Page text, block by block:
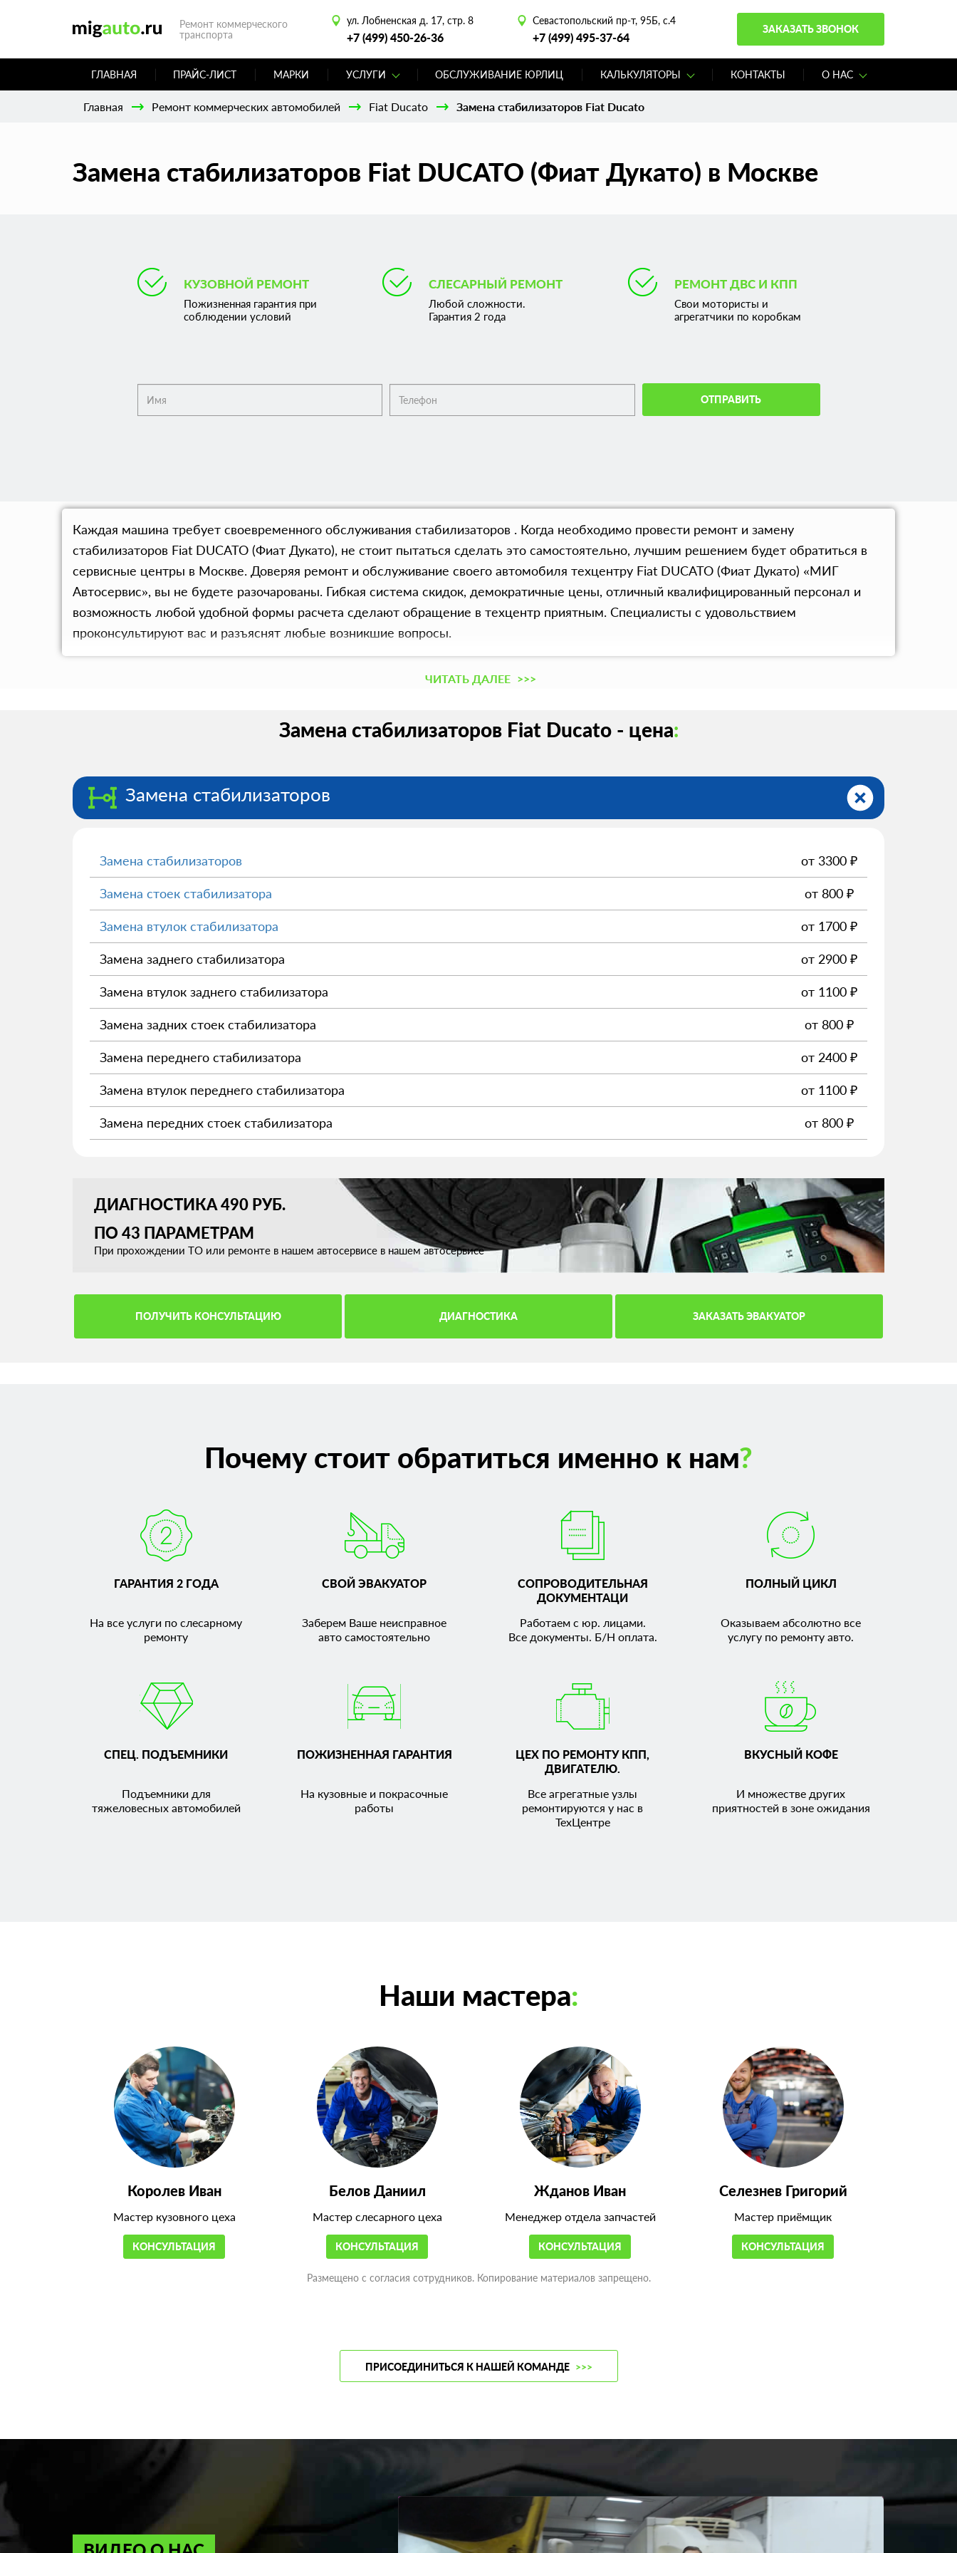
Ремонт коммерческого
транспорта
ул. Лобненская д. 17, стр. 8
+7 (499) 450-26-36
Севастопольский пр-т, 95Б, с.4
+7 (499) 495-37-64
ЗАКАЗАТЬ ЗВОНОК
ГЛАВНАЯ ПРАЙС-ЛИСТ МАРКИ УСЛУГИ ОБСЛУЖИВАНИЕ ЮРЛИЦ КАЛЬКУЛЯТОРЫ КОНТАКТЫ О НАС
Главная Ремонт коммерческих автомобилей Fiat Ducato Замена стабилизаторов Fiat Ducato
Замена стабилизаторов Fiat DUCATO (Фиат Дукато) в Москве
КУЗОВНОЙ РЕМОНТ
Пожизненная гарантия при
соблюдении условий
СЛЕСАРНЫЙ РЕМОНТ
Любой сложности.
Гарантия 2 года
РЕМОНТ ДВС И КПП
Свои мотористы и
агрегатчики по коробкам
ОТПРАВИТЬ
Каждая машина требует своевременного обслуживания стабилизаторов . Когда необходимо провести ремонт и замену
стабилизаторов Fiat DUCATO (Фиат Дукато), не стоит пытаться сделать это самостоятельно, лучшим решением будет обратиться в
сервисные центры в Москве. Доверяя ремонт и обслуживание своего автомобиля техцентру Fiat DUCATO (Фиат Дукато) «МИГ
Автосервис», вы не будете разочарованы. Гибкая система скидок, демократичные цены, отличный квалифицированный персонал и
возможность любой удобной формы расчета сделают обращение в техцентр приятным. Специалисты с удовольствием
проконсультируют вас и разъяснят любые возникшие вопросы.
ЧИТАТЬ ДАЛЕЕ >>>
Замена стабилизаторов Fiat Ducato - цена:
Замена стабилизаторов
Замена стабилизаторов от 3300 ₽
Замена стоек стабилизатора от 800 ₽
Замена втулок стабилизатора от 1700 ₽
Замена заднего стабилизатора от 2900 ₽
Замена втулок заднего стабилизатора от 1100 ₽
Замена задних стоек стабилизатора от 800 ₽
Замена переднего стабилизатора от 2400 ₽
Замена втулок переднего стабилизатора от 1100 ₽
Замена передних стоек стабилизатора от 800 ₽
ДИАГНОСТИКА 490 РУБ.
ПО 43 ПАРАМЕТРАМ
При прохождении ТО или ремонте в нашем автосервисе в нашем автосервисе
ПОЛУЧИТЬ КОНСУЛЬТАЦИЮ ДИАГНОСТИКА ЗАКАЗАТЬ ЭВАКУАТОР
Почему стоит обратиться именно к нам?
ГАРАНТИЯ 2 ГОДА
На все услуги по слесарному
ремонту
СВОЙ ЭВАКУАТОР
Заберем Ваше неисправное
авто самостоятельно
СОПРОВОДИТЕЛЬНАЯ
ДОКУМЕНТАЦИ
Работаем с юр. лицами.
Все документы. Б/Н оплата.
ПОЛНЫЙ ЦИКЛ
Оказываем абсолютно все
услугу по ремонту авто.
СПЕЦ. ПОДЪЕМНИКИ
Подъемники для
тяжеловесных автомобилей
ПОЖИЗНЕННАЯ ГАРАНТИЯ
На кузовные и покрасочные
работы
ЦЕХ ПО РЕМОНТУ КПП,
ДВИГАТЕЛЮ.
Все агрегатные узлы
ремонтируются у нас в
ТехЦентре
ВКУСНЫЙ КОФЕ
И множестве других
приятностей в зоне ожидания
Наши мастера:
Королев Иван
Мастер кузовного цеха
КОНСУЛЬТАЦИЯ
Белов Даниил
Мастер слесарного цеха
КОНСУЛЬТАЦИЯ
Жданов Иван
Менеджер отдела запчастей
КОНСУЛЬТАЦИЯ
Селезнев Григорий
Мастер приёмщик
КОНСУЛЬТАЦИЯ
Размещено с согласия сотрудников. Копирование материалов запрещено.
ПРИСОЕДИНИТЬСЯ К НАШЕЙ КОМАНДЕ >>>